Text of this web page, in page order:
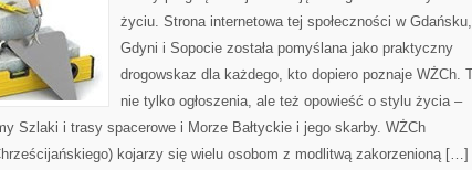
życiu. Strona internetowa tej społeczności w Gdańsku,
Gdyni i Sopocie została pomyślana jako praktyczny
drogowskaz dla każdego, kto dopiero poznaje WŻCh.
nie tylko ogłoszenia, ale też opowieść o stylu życia –
Szlaki i trasy spacerowe i Morze Bałtyckie i jego skarby. WŻCh
kojarzy się wielu osobom z modlitwą zakorzenioną […]